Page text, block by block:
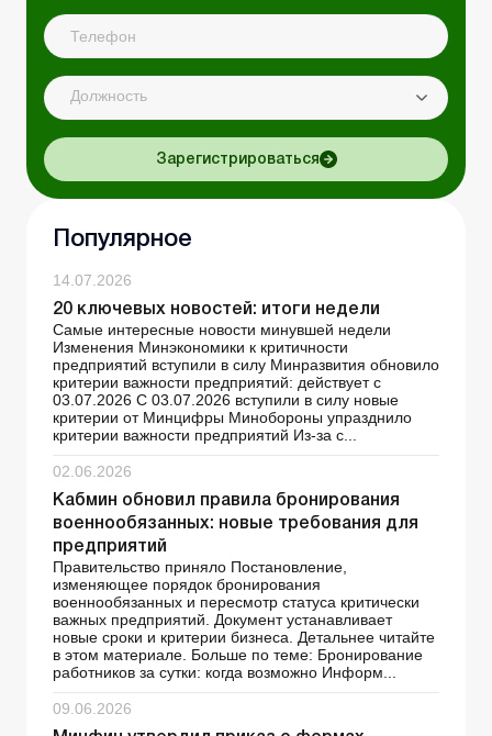
Должность
Зарегистрироваться
Популярное
14.07.2026
20 ключевых новостей: итоги недели
Самые интересные новости минувшей недели
Изменения Минэкономики к критичности
предприятий вступили в силу Минразвития обновило
критерии важности предприятий: действует с
03.07.2026 С 03.07.2026 вступили в силу новые
критерии от Минцифры Минобороны упразднило
критерии важности предприятий Из-за с...
02.06.2026
Кабмин обновил правила бронирования
военнообязанных: новые требования для
предприятий
Правительство приняло Постановление,
изменяющее порядок бронирования
военнообязанных и пересмотр статуса критически
важных предприятий. Документ устанавливает
новые сроки и критерии бизнеса. Детальнее читайте
в этом материале. Больше по теме: Бронирование
работников за сутки: когда возможно Информ...
09.06.2026